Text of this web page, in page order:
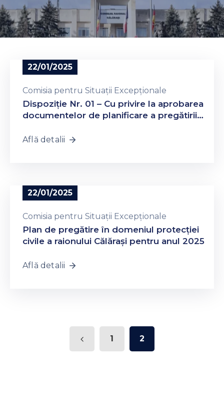
Contacte
22/01/2025
Comisia pentru Situații Excepționale
Dispoziție Nr. 01 – Cu privire la aprobarea
documentelor de planificare a pregătirii
Călărași pentru anul 2025
Află detalii
22/01/2025
Comisia pentru Situații Excepționale
Plan de pregătire în domeniul protecției
civile a raionului Călărași pentru anul 2025
Află detalii
1 2